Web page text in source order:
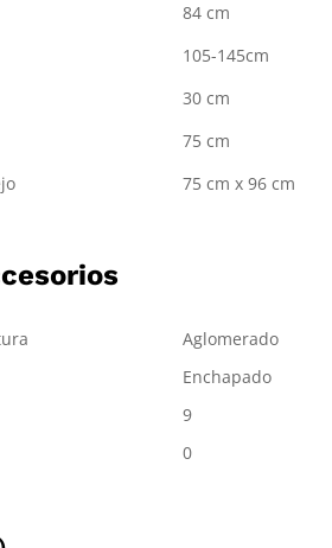
84 cm
105-145cm
30 cm
75 cm
75 cm x 96 cm
Aglomerado
Enchapado
9
0